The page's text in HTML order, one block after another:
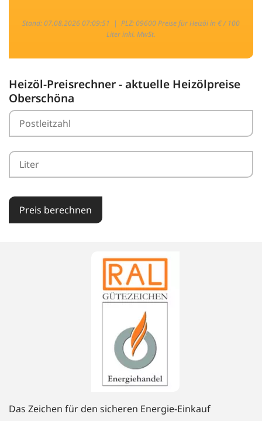
Stand: 07.08.2026 07:09:51 | PLZ: 09600 Preise für Heizöl in € / 100
Liter inkl. MwSt.
Heizöl-Preisrechner - aktuelle Heizölpreise
Oberschöna
Preis berechnen
Das Zeichen für den sicheren Energie-Einkauf